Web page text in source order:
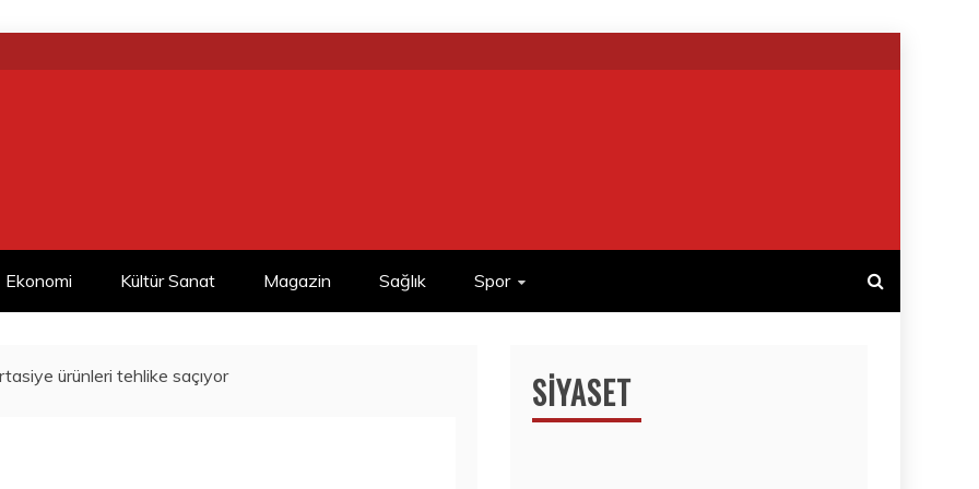
Ekonomi Kültür Sanat Magazin Sağlık Spor
ürünleri tehlike saçıyor SIYASET